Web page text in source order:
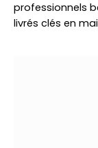
professionnels
livrés clés en